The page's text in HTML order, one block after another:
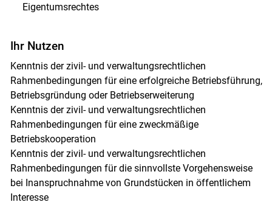
Eigentumsrechtes
Ihr Nutzen
Kenntnis der zivil- und verwaltungsrechtlichen
Rahmenbedingungen für eine erfolgreiche Betriebsführung,
Betriebsgründung oder Betriebserweiterung
Kenntnis der zivil- und verwaltungsrechtlichen
Rahmenbedingungen für eine zweckmäßige
Betriebskooperation
Kenntnis der zivil- und verwaltungsrechtlichen
Rahmenbedingungen für die sinnvollste Vorgehensweise
bei Inanspruchnahme von Grundstücken in öffentlichem
Interesse